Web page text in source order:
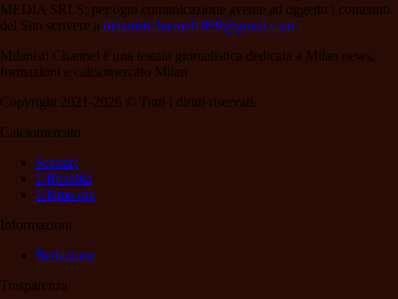
MEDIA SRLS; per ogni comunicazione avente ad oggetto i contenuti
del Sito scrivere a milanistichannel1899@gmail.com
Milanisti Channel è una testata giornalistica dedicata a Milan news,
formazioni e calciomercato Milan
Copyright 2021-2026 © Tutti i diritti riservati.
Calciomercato
Scenari
Ufficialità
Ultima ora
Informazioni
Redazione
Trasparenza